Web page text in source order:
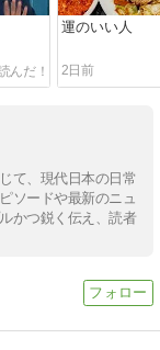
運のいい人
2日前
て、現代日本の日常
ソードや最新のニュ
かつ鋭く伝え、読者